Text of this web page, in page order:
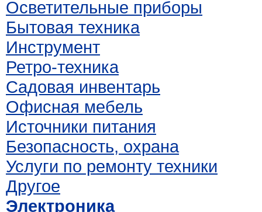
Осветительные приборы
Бытовая техника
Инструмент
Ретро-техника
Садовая инвентарь
Офисная мебель
Источники питания
Безопасность, охрана
Услуги по ремонту техники
Другое
Электроника